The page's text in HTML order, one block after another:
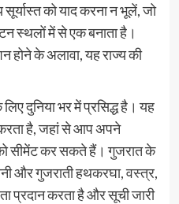
को याद करना न भूलें, जो
स्थलों में से एक बनाता है।
होने के अलावा, यह राज्य की
दुनिया भर में प्रसिद्ध है। यह
करता है, जहां से आप अपने
सीमेंट कर सकते हैं। गुजरात के
और गुजराती हथकरघा, वस्त्र,
प्रदान करता है और सूची जारी